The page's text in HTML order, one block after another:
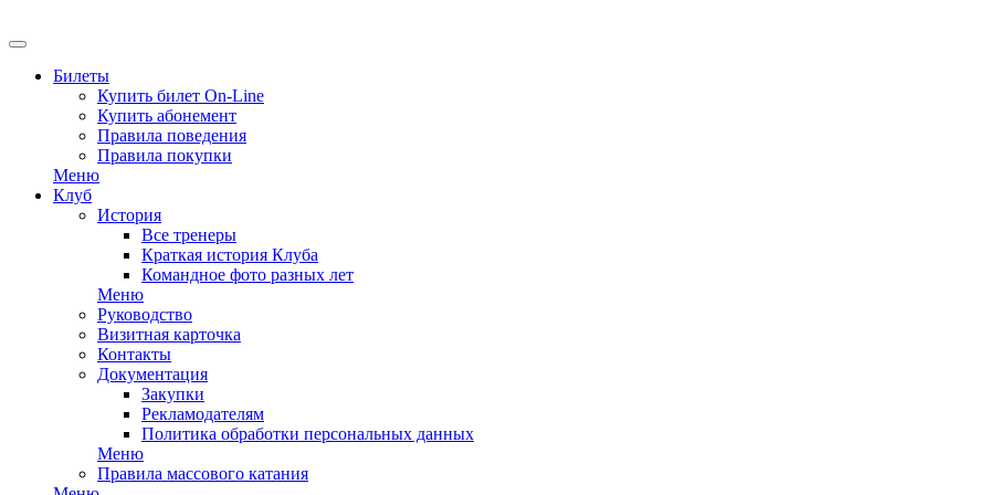
Билеты
Купить билет On-Line
Купить абонемент
Правила поведения
Правила покупки
Меню
Клуб
История
Все тренеры
Краткая история Клуба
Командное фото разных лет
Меню
Руководство
Визитная карточка
Контакты
Документация
Закупки
Рекламодателям
Политика обработки персональных данных
Меню
Правила массового катания